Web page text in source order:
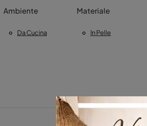
Ambiente
Da Cucina
Materiale
In Pelle